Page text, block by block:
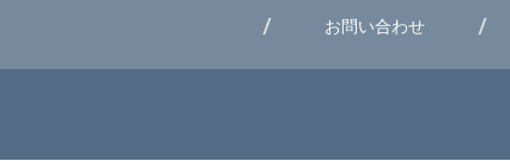
お問い合わせ